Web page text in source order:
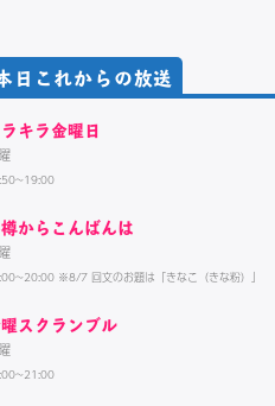
日これからの放送
キラ金曜日
からこんばんは
※8/7 回文のお題は「きなこ（きな粉）」
スクランブル